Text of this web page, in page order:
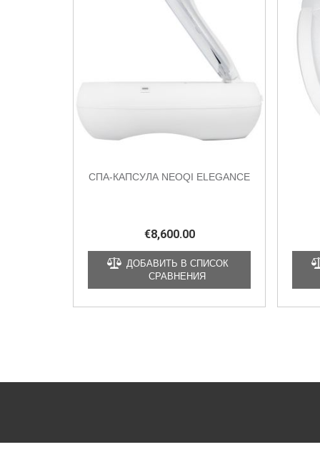
СПА-КАПСУЛА NEOQI ELEGANCE
€8,600.00
ДОБАВИТЬ В СПИСОК
СРАВНЕНИЯ